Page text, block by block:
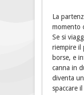
La
momento
Se si
riempire il
borse, e
canna in
diventa
spaccare